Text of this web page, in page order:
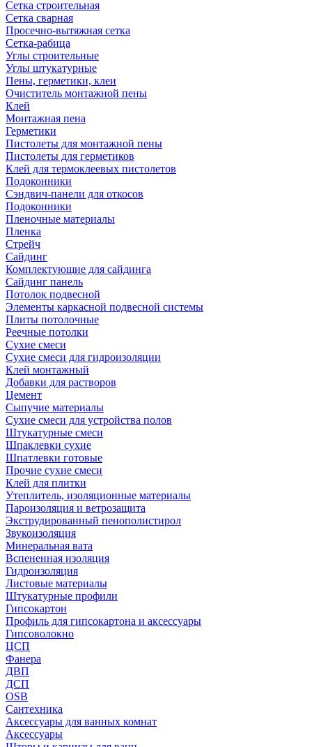
Сетка строительная
Сетка сварная
Просечно-вытяжная сетка
Сетка-рабица
Углы строительные
Углы штукатурные
Пены, герметики, клеи
Очиститель монтажной пены
Клей
Монтажная пена
Герметики
Пистолеты для монтажной пены
Пистолеты для герметиков
Клей для термоклеевых пистолетов
Подоконники
Сэндвич-панели для откосов
Подоконники
Пленочные материалы
Пленка
Стрейч
Сайдинг
Комплектующие для сайдинга
Сайдинг панель
Потолок подвесной
Элементы каркасной подвесной системы
Плиты потолочные
Реечные потолки
Сухие смеси
Сухие смеси для гидроизоляции
Клей монтажный
Добавки для растворов
Цемент
Сыпучие материалы
Сухие смеси для устройства полов
Штукатурные смеси
Шпаклевки сухие
Шпатлевки готовые
Прочие сухие смеси
Клей для плитки
Утеплитель, изоляционные материалы
Пароизоляция и ветрозащита
Экструдированный пенополистирол
Звукоизоляция
Минеральная вата
Вспененная изоляция
Гидроизоляция
Листовые материалы
Штукатурные профили
Гипсокартон
Профиль для гипсокартона и аксессуары
Гипсоволокно
ЦСП
Фанера
ДВП
ДСП
OSB
Сантехника
Аксессуары для ванных комнат
Аксессуары